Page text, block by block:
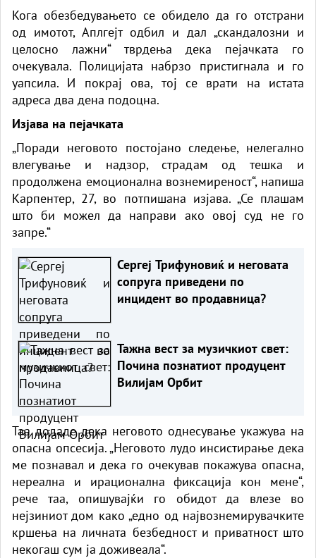
Кога обезбедувањето се обидело да го отстрани
од имотот, Аплгејт одбил и дал „скандалозни и
целосно лажни“ тврдења дека пејачката го
очекувала. Полицијата набрзо пристигнала и го
уапсила. И покрај ова, тој се врати на истата
адреса два дена подоцна.
Изјава на пејачката
„Поради неговото постојано следење, нелегално
влегување и надзор, страдам од тешка и
продолжена емоционална вознемиреност“, напиша
Карпентер, 27, во потпишана изјава. „Се плашам
што би можел да направи ако овој суд не го
запре.“
Сергеј Трифуновиќ и неговата
сопруга приведени по
инцидент во продавница?
Тажна вест за музичкиот свет:
Почина познатиот продуцент
Вилијам Орбит
Таа додаде дека неговото однесување укажува на
опасна опсесија. „Неговото лудо инсистирање дека
ме познавал и дека го очекував покажува опасна,
нереална и ирационална фиксација кон мене“,
рече таа, опишувајќи го обидот да влезе во
нејзиниот дом како „едно од највознемирувачките
кршења на личната безбедност и приватност што
некогаш сум ја доживеала“.